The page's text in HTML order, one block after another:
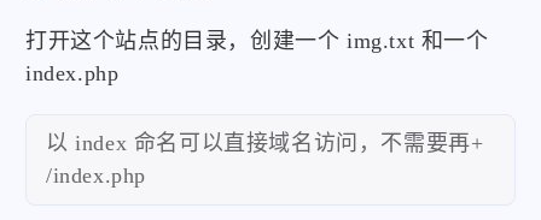
打开这个站点的目录，创建一个 img.txt 和一个
index.php
以 index 命名可以直接域名访问，不需要再+
/index.php